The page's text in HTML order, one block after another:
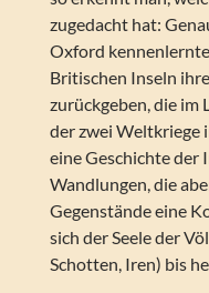
zugedacht hat:
Oxford
Britischen Inseln
zurückgeben, die im
der zwei Weltkriege
eine Geschichte der
Wandlungen, die
Gegenstände eine
sich der Seele der
Schotten, Iren) bis